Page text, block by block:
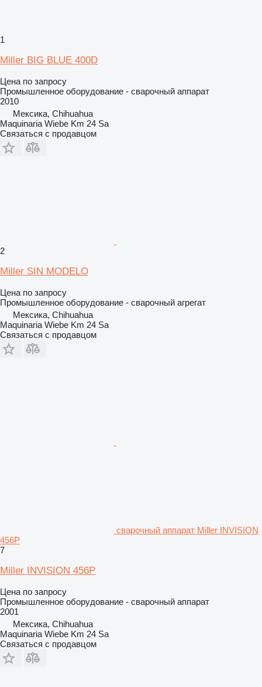
1
Miller BIG BLUE 400D
Цена по запросу
Промышленное оборудование - сварочный аппарат
2010
Мексика, Chihuahua
Maquinaria Wiebe Km 24 Sa
Связаться с продавцом
2
Miller SIN MODELO
Цена по запросу
Промышленное оборудование - сварочный агрегат
Мексика, Chihuahua
Maquinaria Wiebe Km 24 Sa
Связаться с продавцом
сварочный аппарат Miller INVISION
456P
7
Miller INVISION 456P
Цена по запросу
Промышленное оборудование - сварочный аппарат
2001
Мексика, Chihuahua
Maquinaria Wiebe Km 24 Sa
Связаться с продавцом